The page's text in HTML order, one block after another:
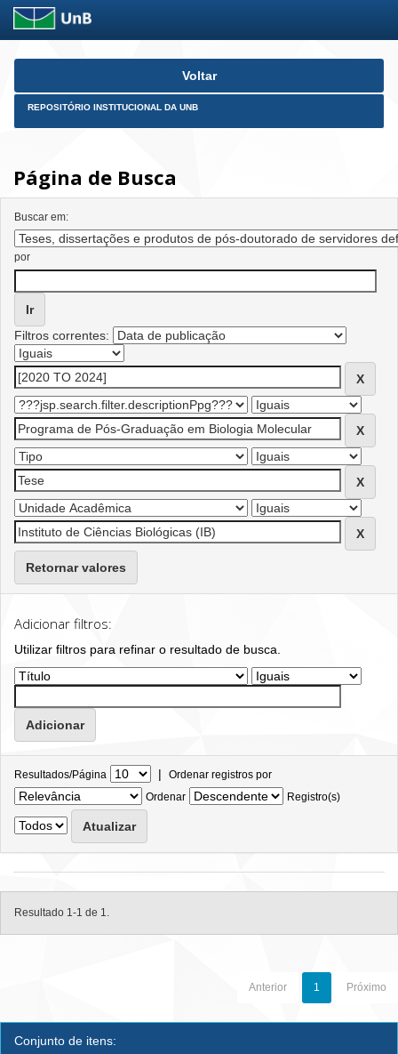
Skip
Voltar
REPOSITÓRIO INSTITUCIONAL DA UNB
Página de Busca
Buscar em:
por
Filtros correntes:
Retornar valores
Adicionar filtros:
Utilizar filtros para refinar o resultado de busca.
Resultados/Página | Ordenar registros por
Ordenar
Registro(s)
Resultado 1-1 de 1.
Anterior 1 Próximo
Conjunto de itens: